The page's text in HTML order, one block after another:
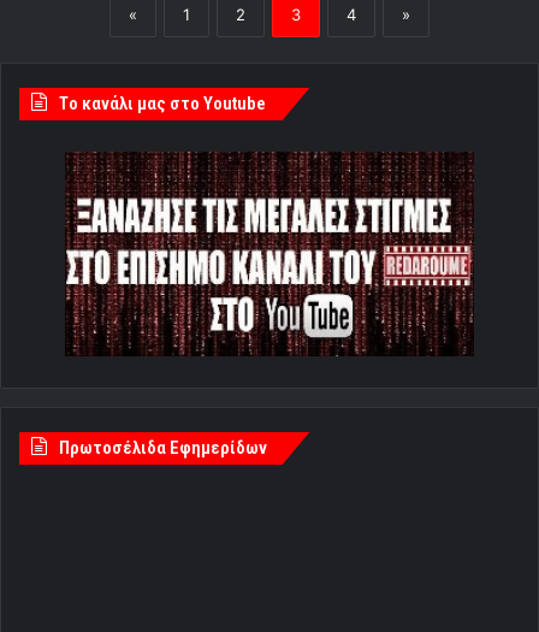
« 1 2 3 4 »
Tο κανάλι μας στο Youtube
Πρωτοσέλιδα Εφημερίδων